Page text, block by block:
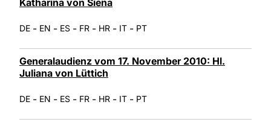
DE - EN - ES - FR - HR - IT - PT
Generalaudienz vom 17. November 2010: Hl.
Juliana von Lüttich
DE - EN - ES - FR - HR - IT - PT